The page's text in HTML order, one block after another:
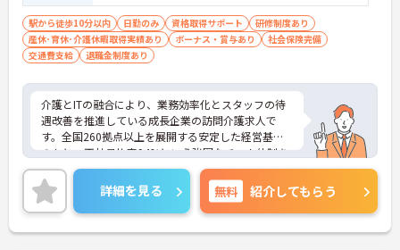
駅から徒歩10分以内 日勤のみ 資格取得サポート
研修制度あり
産休･育休･介護休暇取得実績あり
ボーナス・賞与あり
社会保険完備
交通費支給
退職金制度あり
介護とITの融合により、業務効率化とスタッフの待
遇改善を推進している成長企業の訪問介護求人で
す。全国260拠点以上を展開する安定した経営基盤
のもと、正社員比率94%という強固なチーム体制を
構築しています。介護福祉士資格手当や年2回の評価
面談など、専門資格と成果が収入に直結する仕組み
が整っています。夜勤なしの完全週休2日制（曜日固
定）を採用し、日々の記録業務はスマートフォンで
完結するため、施設勤務特有の不規則なシフトや煩
詳細を見る 無料 紹介してもらう